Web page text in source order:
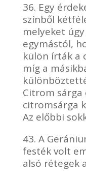
36. Egy
színből
melyeket
egymástól,
külön írták a
míg a
Citrom sárga
citromsárga
Az előbbi
43. A
festék volt
alsó rétegek